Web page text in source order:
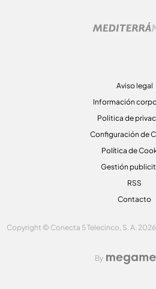
Aviso legal
Información
Politica de
Configuración de
Política de
Gestión
RSS
Contacto
Copyright © Conecta 5 Telecinco, S. A.
By